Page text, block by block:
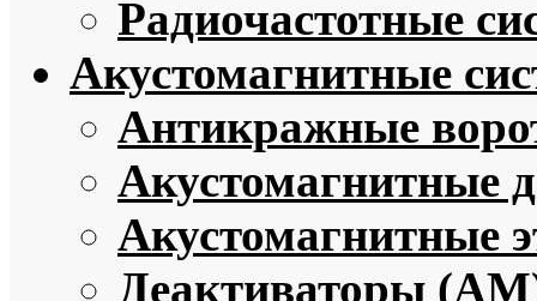
Радиочастотные
Акустомагнитные
Антикражные
Акустомагнитные
Акустомагнитные
Деактиваторы